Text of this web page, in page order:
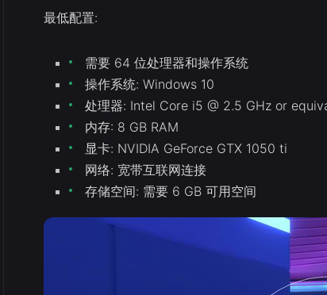
最低配置:
需要 64 位处理器和操作系统
操作系统: Windows 10
处理器: Intel Core i5 @ 2.5 GHz or
内存: 8 GB RAM
显卡: NVIDIA GeForce GTX 1050 ti
网络: 宽带互联网连接
存储空间: 需要 6 GB 可用空间